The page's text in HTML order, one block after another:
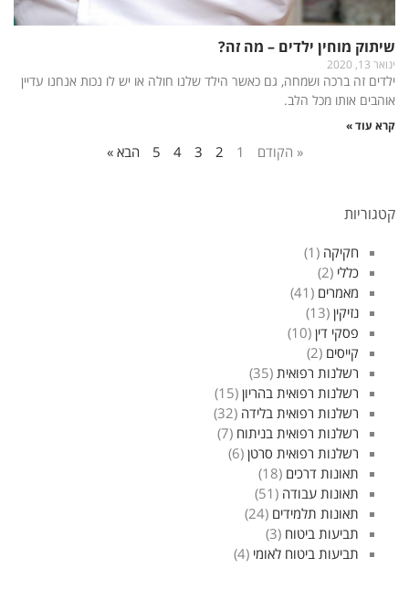
שיתוק מוחין ילדים – מה זה?
ינואר 13, 2020
ילדים זה ברכה ושמחה, גם כאשר הילד שלנו חולה או יש לו נכות אנחנו עדיין
אוהבים אותו מכל הלב.
קרא עוד »
« הקודם 1
2
3
4
5 הבא »
קטגוריות
חקיקה (1)
כללי (2)
מאמרים (41)
נזיקין (13)
פסקי דין (10)
קייסים (2)
רשלנות רפואית (35)
רשלנות רפואית בהריון (15)
רשלנות רפואית בלידה (32)
רשלנות רפואית בניתוח (7)
רשלנות רפואית סרטן (6)
תאונות דרכים (18)
תאונות עבודה (51)
תאונות תלמידים (24)
תביעות ביטוח (3)
תביעות ביטוח לאומי (4)